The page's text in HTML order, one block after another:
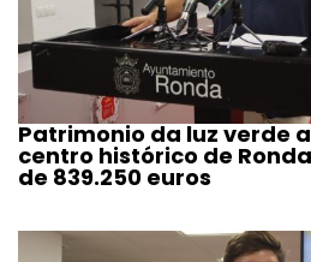
Patrimonio da luz verde
centro histórico de
de 839.250 euros